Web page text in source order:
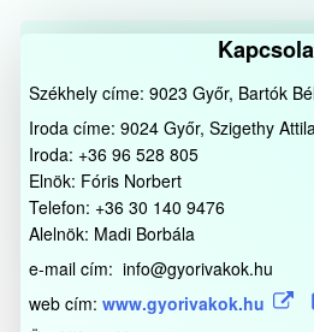
Székhely címe: 9023 Győr, Bartók
Iroda címe: 9024 Győr, Szigethy
Iroda: +36 96 528 805
Elnök: Fóris Norbert
Telefon: +36 30 140 9476
Alelnök: Madi Borbála
e-mail cím: info@gyorivakok.hu
web cím: www.gyorivakok.hu